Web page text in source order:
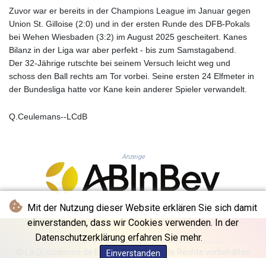
Mit der Nutzung dieser Website erklären Sie sich damit
einverstanden, dass wir Cookies verwenden. In der
Datenschutzerklärung erfahren Sie mehr.
Einverstanden
HKD 9.070539
HNL 30.905421
HRK 7.534365
HTG 150.766609
HUF 363.454703
IDR 20538.069336
ILS 3.466464
1590359.224806
ISK 142.612646
JEP 0.857585
JOD 0.819729
JPY 183.485869
KES 149.56077
KGS 101.10619
Zuvor war er bereits in der Champions League im Januar gegen
Union St. Gilloise (2:0) und in der ersten Runde des DFB-Pokals
bei Wehen Wiesbaden (3:2) im August 2025 gescheitert. Kanes
Bilanz in der Liga war aber perfekt - bis zum Samstagabend.
Der 32-Jährige rutschte bei seinem Versuch leicht weg und
schoss den Ball rechts am Tor vorbei. Seine ersten 24 Elfmeter in
der Bundesliga hatte vor Kane kein anderer Spieler verwandelt.
Q.Ceulemans--LCdB
Anzeige
© La Quotidienne de Bruxelles - 2026 - Alle Rechte vorbehalten